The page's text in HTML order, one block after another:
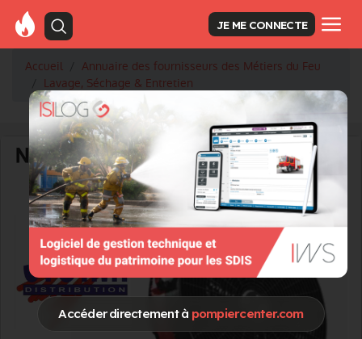
Accéder directement à pompiercenter.com
JE ME CONNECTE
Accueil
Annuaire des fournisseurs des Métiers du Feu
Lavage, Séchage & Entretien